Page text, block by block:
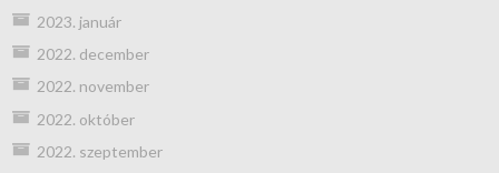
2023. január
2022. december
2022. november
2022. október
2022. szeptember